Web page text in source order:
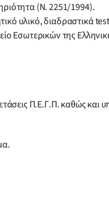
(Ν. 2251/1994).
υλικό, διαδραστικά
Εσωτερικών της
Π.Ε.Γ.Π. καθώς και